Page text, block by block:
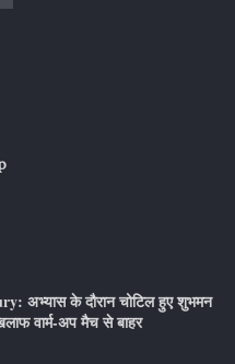
अभ्यास के दौरान चोटिल हुए शुभमन
वार्म-अप मैच से बाहर